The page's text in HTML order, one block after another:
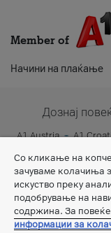
Member of
Начини на плаќање
Дознај
A1 Austria A1
Со кликање на
зачуваме колачиња
искуство преку
подобрување на
содржина. За
информации за